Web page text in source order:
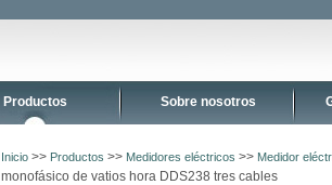
Productos Sobre nosotros
Inicio >> Productos >> Medidores eléctricos >> Medidor
monofásico de vatios hora DDS238 tres cables